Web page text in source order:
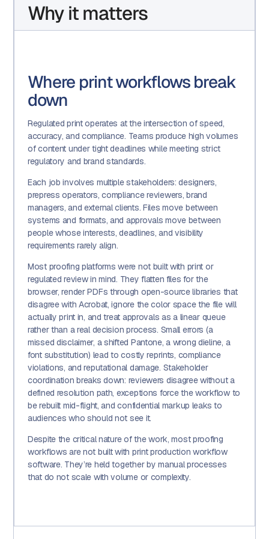
Why it matters
Where print workflows break
down
Regulated print operates at the intersection of speed,
accuracy, and compliance. Teams produce high volumes
of content under tight deadlines while meeting strict
regulatory and brand standards.
Each job involves multiple stakeholders: designers,
prepress operators, compliance reviewers, brand
managers, and external clients. Files move between
systems and formats, and approvals move between
people whose interests, deadlines, and visibility
requirements rarely align.
Most proofing platforms were not built with print or
regulated review in mind. They flatten files for the
browser, render PDFs through open-source libraries that
disagree with Acrobat, ignore the color space the file will
actually print in, and treat approvals as a linear queue
rather than a real decision process. Small errors (a
missed disclaimer, a shifted Pantone, a wrong dieline, a
font substitution) lead to costly reprints, compliance
violations, and reputational damage. Stakeholder
coordination breaks down: reviewers disagree without a
defined resolution path, exceptions force the workflow to
be rebuilt mid-flight, and confidential markup leaks to
audiences who should not see it.
Despite the critical nature of the work, most proofing
workflows are not built with print production workflow
software. They’re held together by manual processes
that do not scale with volume or complexity.